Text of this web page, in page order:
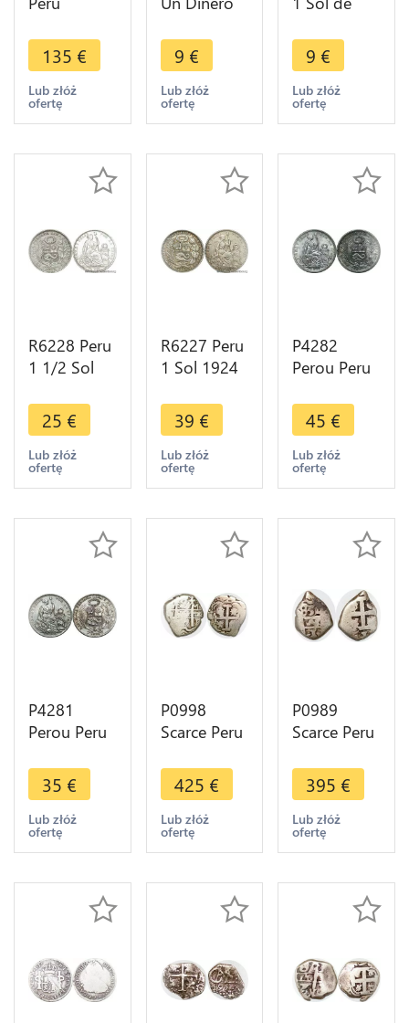
Peseta 1880
B dot BF
Countermark
I Silver -->
135 €
Lub złóż
ofertę
Lima Silver -
> Make
offer
9 €
Lub złóż
ofertę
Lima 1970 -
> Make
offer
9 €
Lub złóż
ofertę
R6228 Peru
1 1/2 Sol
Lima Silver
Jewelry
Belière ->
Make offer
25 €
Lub złóż
ofertę
R6227 Peru
1 Sol 1924
1824 Silver
-> Make
offer
39 €
Lub złóż
ofertę
P4282
Perou Peru
1907 Lima
FG JR Silver
AU+
45 €
Lub złóż
ofertę
P4281
Perou Peru
1934 Silver
-> Make
offer
35 €
Lub złóż
ofertę
P0998
Scarce Peru
Reales SVL
709 1709
Silver -
>Make
425 €
Lub złóż
ofertę
P0989
Scarce Peru
Real
Macuquina
1728 cob
Silver -
offer
395 €
Lub złóż
ofertę